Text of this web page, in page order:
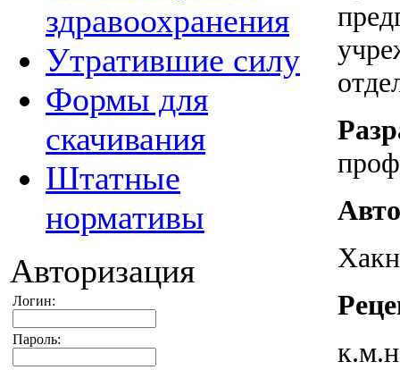
здравоохранения
Утратившие силу
Формы для
скачивания
Штатные
нормативы
Авторизация
Логин:
Пароль: